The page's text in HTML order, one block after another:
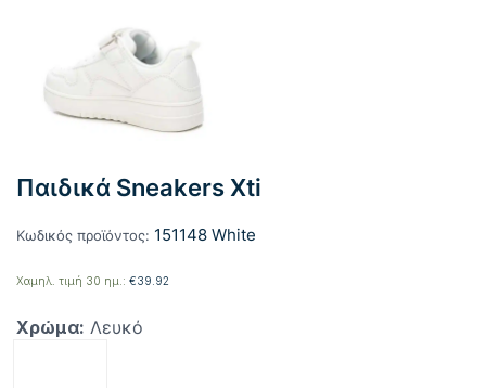
Παιδικά Sneakers Xti
Κωδικός προϊόντος: 151148 White
Χαμηλ. τιμή 30 ημ.: €39.92
Χρώμα: Λευκό